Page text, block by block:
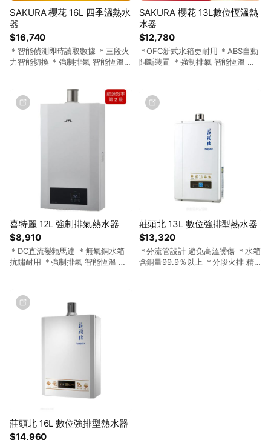
$16,740
SAKURA 櫻花 16L 四季溫熱水
器
＊智能偵測即時讀取數據 ＊三段火
力智能切換 ＊強制排氣 智能恆溫
$12,780
SAKURA 櫻花 13L數位恆溫熱
水器
＊OFC新式水箱更耐用 ＊ABS自動
阻斷裝置 ＊強制排氣 智能恆溫 ＊
$8,910
喜特麗 12L 強制排氣熱水器
＊DC直流變頻馬達 ＊無氧銅水箱
抗鏽耐用 ＊強制排氣 智能恆溫 ＊
$13,320
莊頭北 13L 數位強排型熱水器
＊分流管設計 避免高溫燙傷 ＊水箱
含銅量99.9％以上 ＊分段火排 精
$14,960
莊頭北 16L 數位強排型熱水器